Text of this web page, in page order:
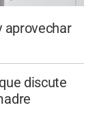
aprovechar
discute